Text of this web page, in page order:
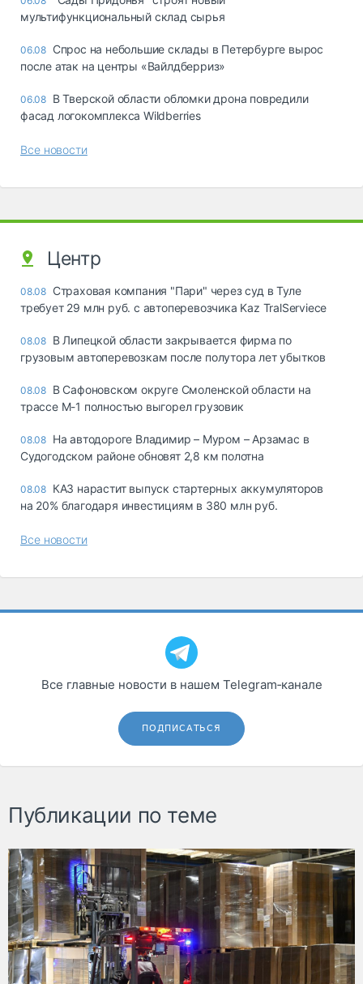
мультифункциональный склад сырья
06.08 Спрос на небольшие склады в Петербурге вырос
после атак на центры «Вайлдберриз»
06.08 В Тверской области обломки дрона повредили
фасад логокомплекса Wildberries
Все новости
Центр
08.08 Страховая компания "Пари" через суд в Туле
требует 29 млн руб. с автоперевозчика Kaz TralServiece
08.08 В Липецкой области закрывается фирма по
грузовым автоперевозкам после полутора лет убытков
08.08 В Сафоновском округе Смоленской области на
трассе М-1 полностью выгорел грузовик
08.08 На автодороге Владимир – Муром – Арзамас в
Судогодском районе обновят 2,8 км полотна
08.08 КАЗ нарастит выпуск стартерных аккумуляторов
на 20% благодаря инвестициям в 380 млн руб.
Все новости
Все главные новости в нашем Telegram‑канале
ПОДПИСАТЬСЯ
Публикации по теме